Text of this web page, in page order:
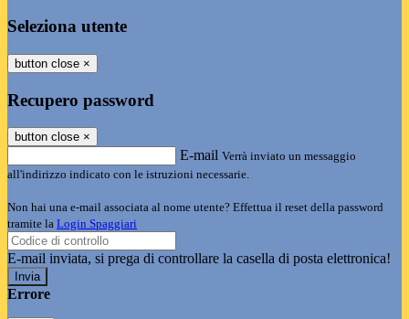
Seleziona utente
button close ×
Recupero password
button close ×
E-mail Verrà inviato un messaggio
all'indirizzo indicato con le istruzioni necessarie.
Non hai una e-mail associata al nome utente? Effettua il reset della password
tramite la Login Spaggiari
E-mail inviata, si prega di controllare la casella di posta elettronica!
Errore